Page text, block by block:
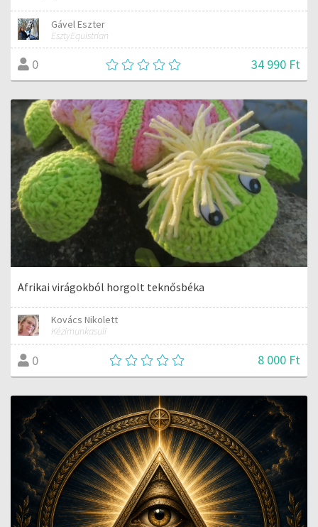
Gável Eszter
EsztyEquistrian
0 34 990 Ft
Afrikai virágokból horgolt teknősbéka
Kovács Nikolett
Kézimunkasuli
0 8 000 Ft